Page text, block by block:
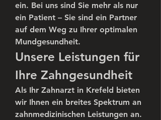
ein. Bei uns sind Sie mehr als nur
ein Patient – Sie sind ein Partner
auf dem Weg zu Ihrer optimalen
Mundgesundheit.
Unsere Leistungen für
Ihre Zahngesundheit
Als Ihr Zahnarzt in Krefeld bieten
wir Ihnen ein breites Spektrum an
zahnmedizinischen Leistungen an.